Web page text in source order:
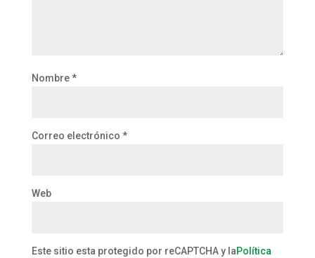
Nombre*
Correo electrónico *
Web
Este sitio esta protegido por reCAPTCHA y laPolítica